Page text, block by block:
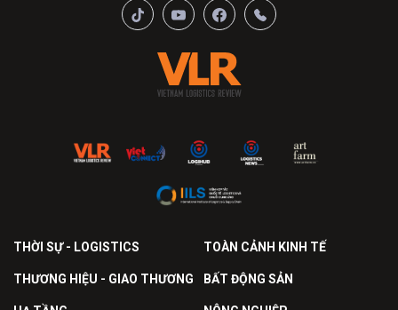
THỜI SỰ - LOGISTICS TOÀN CẢNH KINH TẾ
THƯƠNG HIỆU - GIAO THƯƠNG BẤT ĐỘNG SẢN